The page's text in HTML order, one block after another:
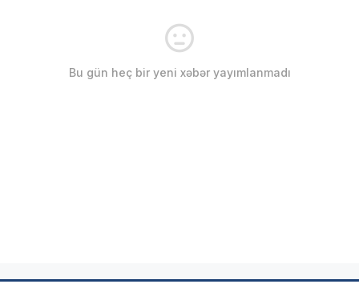
Bu gün heç bir yeni xəbər yayımlanmadı